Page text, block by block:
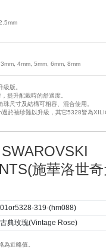
4mm, 5mm, 6mm, 8mm
版。
提升配戴時的舒適度。
尺寸及結構可相容、混合使用。
於袖珍難以升級，其它5328皆為
施華洛世
319-(hm088)
典玫瑰(Vintage Rose)
為近略值。